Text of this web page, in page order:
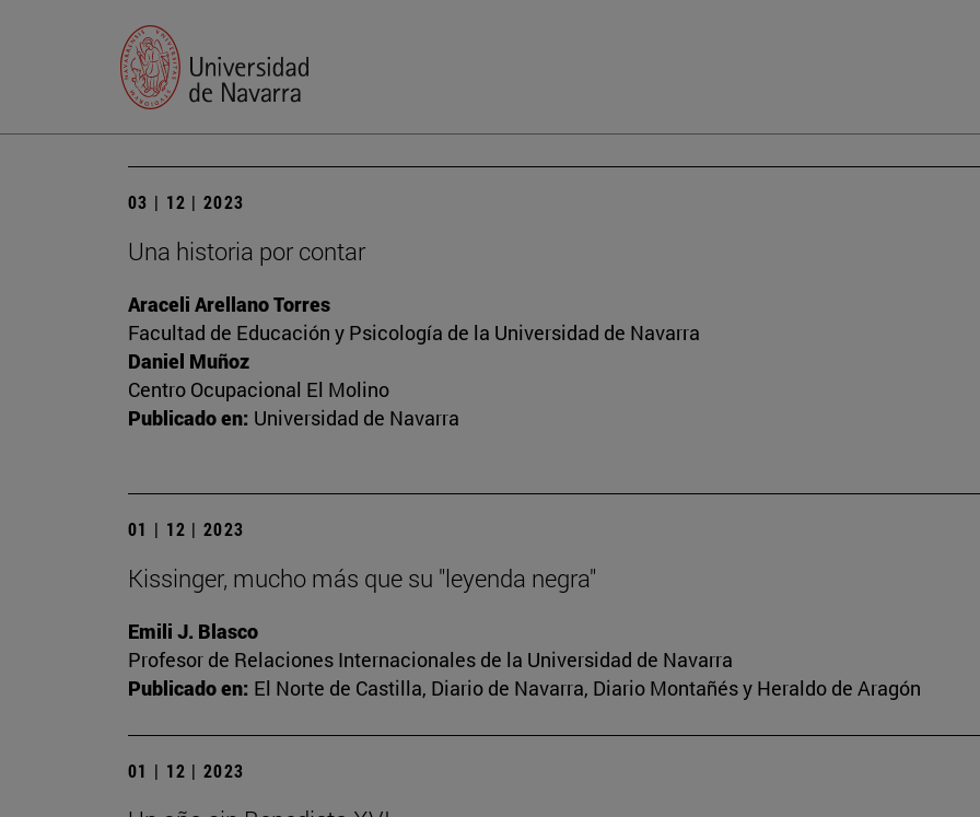
03 | 12 | 2023
Una historia por contar
Araceli Arellano Torres
Facultad de Educación y Psicología de la Universidad de Navarra
Daniel Muñoz
Centro Ocupacional El Molino
Publicado en: Universidad de Navarra
01 | 12 | 2023
Kissinger, mucho más que su "leyenda negra"
Emili J. Blasco
Profesor de Relaciones Internacionales de la Universidad de Navarra
Publicado en: El Norte de Castilla, Diario de Navarra, Diario Montañés y Heraldo de Aragón
01 | 12 | 2023